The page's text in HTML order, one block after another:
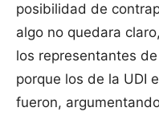
posibilidad de
algo no quedara
los representantes
porque los de la UDI
fueron,